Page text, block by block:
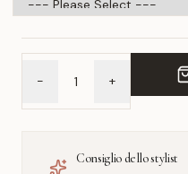
- +
Consiglio dello stylist